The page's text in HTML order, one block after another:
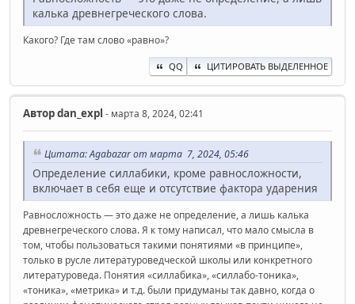
калька древнегреческого слова.
Какого? Где там слово «равно»?
QQ ЦИТИРОВАТЬ ВЫДЕЛЕННОЕ
Авторdan_expl - марта 8, 2024, 02:41
Цитата: Agabazar от марта 7, 2024, 05:46
Определение силлабики, кроме равносложности,
включает в себя еще и отсутствие фактора ударения
Равносложность — это даже не определение, а лишь калька
древнегреческого слова. Я к тому написал, что мало смысла в
том, чтобы пользоваться такими понятиями «в принципе»,
только в русле литературоведческой школы или конкретного
литературоведа. Понятия «силлабика», «силлабо-тоника»,
«тоника», «метрика» и т.д. были придуманы так давно, когда о